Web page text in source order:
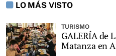
LO MÁS VISTO
TURISMO
GALERÍA de
Matanza en